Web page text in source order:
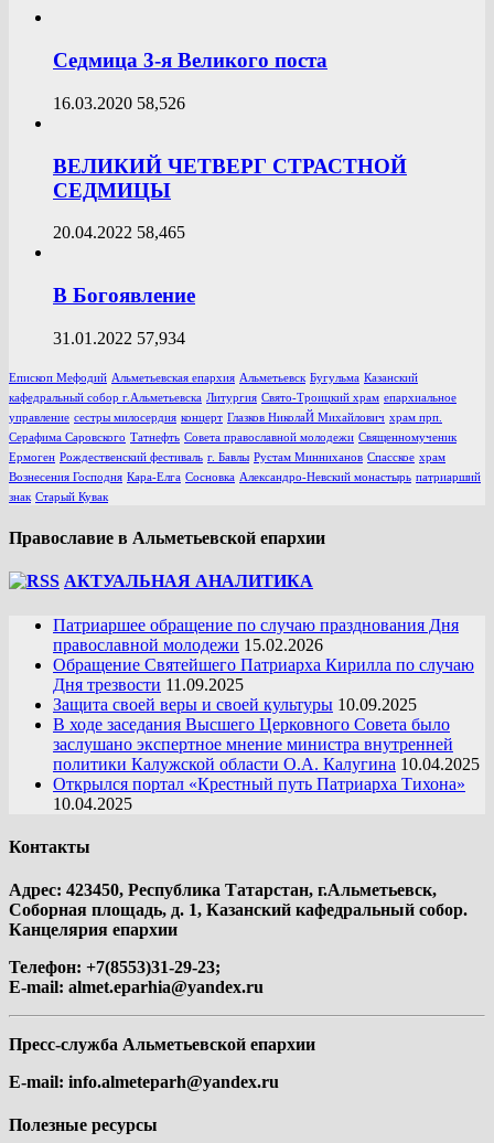
Седмица 3-я Великого поста
16.03.2020 58,526
ВЕЛИКИЙ ЧЕТВЕРГ СТРАСТНОЙ
СЕДМИЦЫ
20.04.2022 58,465
В Богоявление
31.01.2022 57,934
Епископ Мефодий Альметьевская епархия Альметьевск Бугульма Казанский
кафедральный собор г.Альметьевска Литургия Свято-Троицкий храм епархиальное
управление сестры милосердия концерт Глазков НиколаЙ Михайлович храм прп.
Серафима Саровского Татнефть Совета православной молодежи Священномученик
Ермоген Рождественский фестиваль г. Бавлы Рустам Минниханов Спасское храм
Вознесения Господня Кара-Елга Сосновка Александро-Невский монастырь патриарший
знак Старый Кувак
Православие в Альметьевской епархии
АКТУАЛЬНАЯ АНАЛИТИКА
Патриаршее обращение по случаю празднования Дня
православной молодежи 15.02.2026
Обращение Святейшего Патриарха Кирилла по случаю
Дня трезвости 11.09.2025
Защита своей веры и своей культуры 10.09.2025
В ходе заседания Высшего Церковного Совета было
заслушано экспертное мнение министра внутренней
политики Калужской области О.А. Калугина 10.04.2025
Открылся портал «Крестный путь Патриарха Тихона»
10.04.2025
Контакты
Адрес: 423450, Республика Татарстан, г.Альметьевск,
Соборная площадь, д. 1, Казанский кафедральный собор.
Канцелярия епархии
Телефон: +7(8553)31-29-23;
E-mail: almet.eparhia@yandex.ru
Пресс-служба Альметьевской епархии
E-mail: info.almeteparh@yandex.ru
Полезные ресурсы